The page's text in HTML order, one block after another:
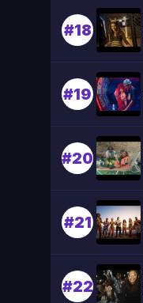
#18
#19
#20
#21
#22